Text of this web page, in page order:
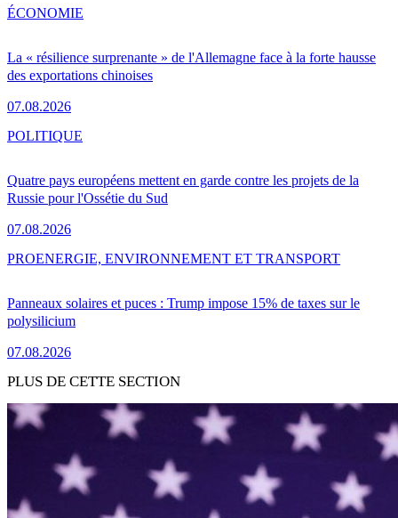
La « résilience surprenante » de l'Allemagne face à la forte hausse
des exportations chinoises
07.08.2026
ÉCONOMIE
Quatre pays européens mettent en garde contre les projets de la
Russie pour l'Ossétie du Sud
07.08.2026
POLITIQUE
Panneaux solaires et puces : Trump impose 15% de taxes sur le
polysilicium
07.08.2026
PROENERGIE, ENVIRONNEMENT ET TRANSPORT
PLUS DE CETTE SECTION